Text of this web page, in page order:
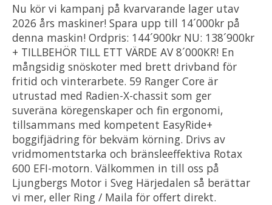
Nu kör vi kampanj på kvarvarande lager utav
2026 års maskiner! Spara upp till 14´000kr på
denna maskin! Ordpris: 144´900kr NU: 138´900kr
+ TILLBEHÖR TILL ETT VÄRDE AV 8´000KR! En
mångsidig snöskoter med brett drivband för
fritid och vinterarbete. 59 Ranger Core är
utrustad med Radien-X-chassit som ger
suveräna köregenskaper och fin ergonomi,
tillsammans med kompetent EasyRide+
boggifjädring för bekväm körning. Drivs av
vridmomentstarka och bränsleeffektiva Rotax
600 EFI-motorn. Välkommen in till oss på
Ljungbergs Motor i Sveg Härjedalen så berättar
vi mer, eller Ring / Maila för offert direkt.